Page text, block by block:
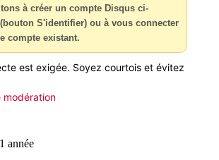
à créer un compte Disqus ci-
S'identifier) ou à vous connecter
compte existant.
est exigée. Soyez courtois et évitez
modération